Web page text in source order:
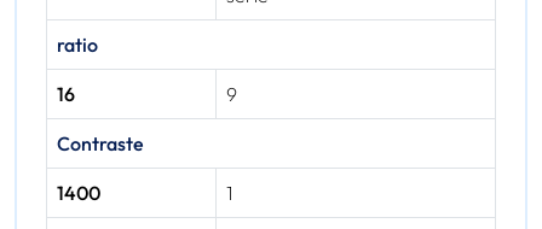
ratio
16 9
Contraste
1400 1